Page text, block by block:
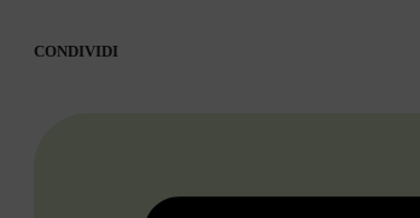
CONDIVIDI